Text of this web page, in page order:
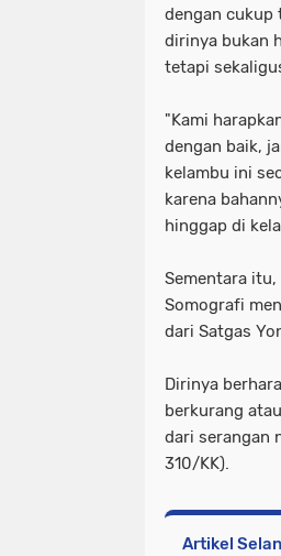
dengan cukup
dirinya bukan
tetapi
"Kami
dengan baik,
kelambu ini
karena
hinggap di
Sementara itu,
Somografi
dari Satgas
Dirinya
berkurang
dari serangan
310/KK).
Artikel